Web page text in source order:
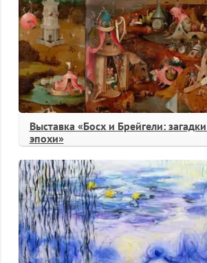
Выставка «Босх и Брейгели:
эпохи»